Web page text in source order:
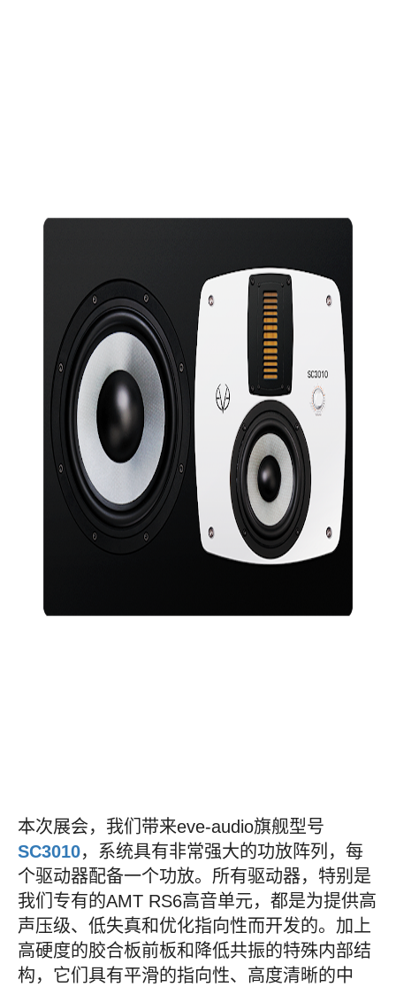
本次展会，我们带来eve-audio旗舰型号
SC3010，系统具有非常强大的功放阵列，每
个驱动器配备一个功放。所有驱动器，特别是
我们专有的AMT RS6高音单元，都是为提供高
声压级、低失真和优化指向性而开发的。加上
高硬度的胶合板前板和降低共振的特殊内部结
构，它们具有平滑的指向性、高度清晰的中